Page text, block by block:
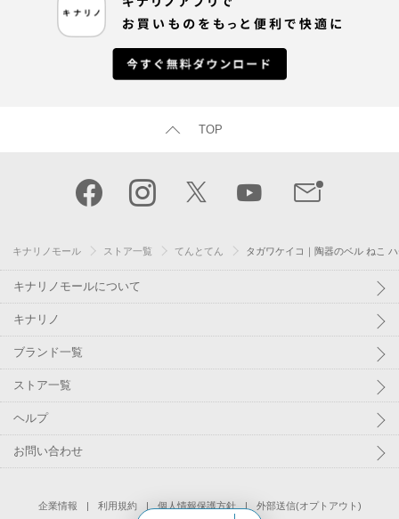
TOP
キナリノモール ストア一覧 てんとてん タガワケイコ｜陶器のベル ねこ
キナリノモールについて
キナリノ
ブランド一覧
ストア一覧
ヘルプ
お問い合わせ
企業情報 利用規約 個人情報保護方針 外部送信(オプトアウト)